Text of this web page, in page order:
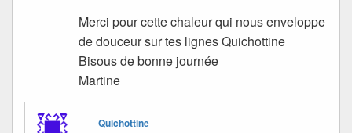
Merci pour cette chaleur qui nous enveloppe
de douceur sur tes lignes Quichottine
Bisous de bonne journée
Martine
Quichottine